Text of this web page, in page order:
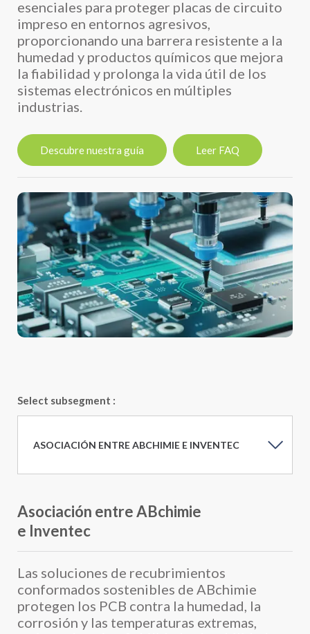
esenciales para proteger placas de circuito
impreso en entornos agresivos,
proporcionando una barrera resistente a la
humedad y productos químicos que mejora
la fiabilidad y prolonga la vida útil de los
sistemas electrónicos en múltiples
industrias.
Descubre nuestra guía Leer FAQ
Select subsegment :
ASOCIACIÓN ENTRE ABCHIMIE E INVENTEC
Asociación entre ABchimie
e Inventec
Las soluciones de recubrimientos
conformados sostenibles de ABchimie
protegen los PCB contra la humedad, la
corrosión y las temperaturas extremas,